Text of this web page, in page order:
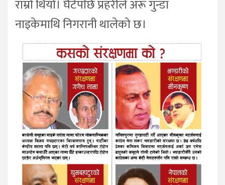
राम्रो थियो। घैटेपछि प्रहरीले अरू गुन्डा
नाइकेमाथि निगरानी थालेको छ।